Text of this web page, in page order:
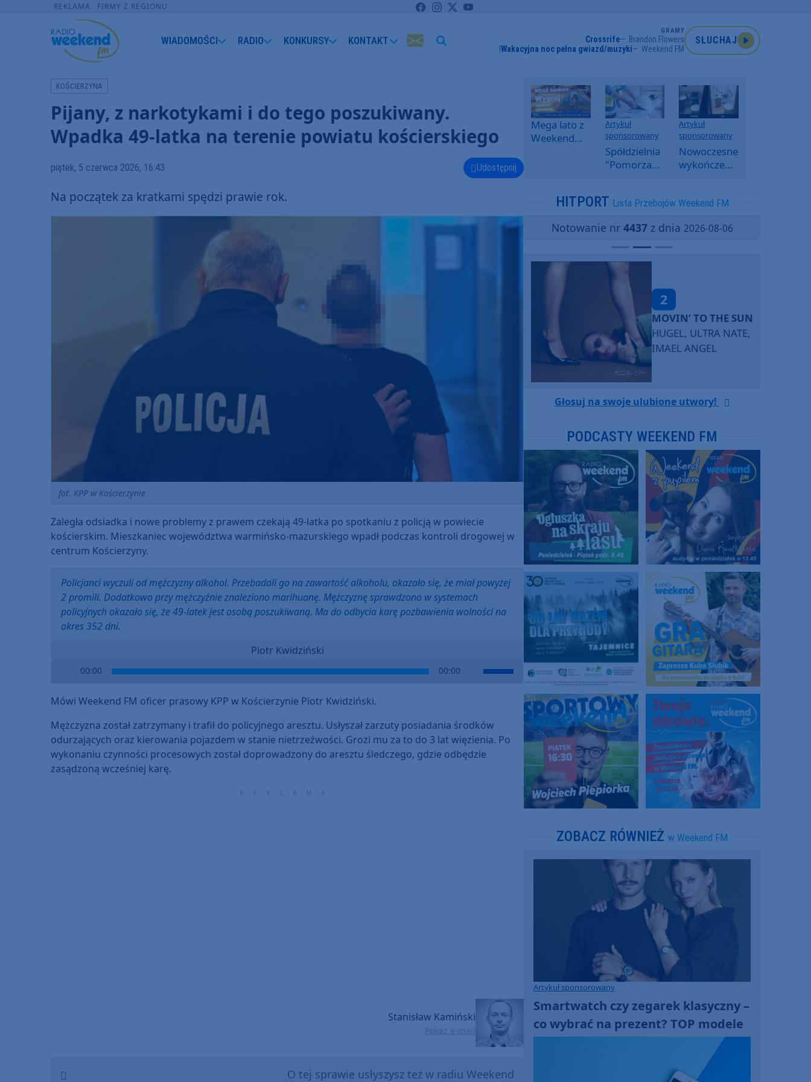
REKLAMA FIRMY Z REGIONU
WIADOMOŚCI RADIO KONKURSY KONTAKT
GRAMY
Crossrife
Brandon Flowers
Wakacyjna noc pełna gwiazd/muzyki
Weekend FM
SŁUCHAJ
KOŚCIERZYNA
Pijany, z narkotykami i do tego poszukiwany.
Wpadka 49-latka na terenie powiatu kościerskiego
piątek, 5 czerwca 2026, 16:43 Udostępnij
Na początek za kratkami spędzi prawie rok.
fot. KPP w Kościerzynie
Zaległa odsiadka i nowe problemy z prawem czekają 49-latka po spotkaniu z policją w powiecie
kościerskim. Mieszkaniec województwa warmińsko-mazurskiego wpadł podczas kontroli drogowej w
centrum Kościerzyny.
Policjanci wyczuli od mężczyzny alkohol. Przebadali go na zawartość alkoholu, okazało się, że miał powyżej
2 promili. Dodatkowo przy mężczyźnie znaleziono marihuanę. Mężczyznę sprawdzono w systemach
policyjnych okazało się, że 49-latek jest osobą poszukiwaną. Ma do odbycia karę pozbawienia wolności na
okres 352 dni.
Piotr Kwidziński
00:00 00:00
Use
to
increase
or
decrease
Mówi Weekend FM oficer prasowy KPP w Kościerzynie Piotr Kwidziński.
Mężczyzna został zatrzymany i trafił do policyjnego aresztu. Usłyszał zarzuty posiadania środków
odurzających oraz kierowania pojazdem w stanie nietrzeźwości. Grozi mu za to do 3 lat więzienia. Po
wykonaniu czynności procesowych został doprowadzony do aresztu śledczego, gdzie odbędzie
zasądzoną wcześniej karę.
Stanisław Kamiński
Pokaż e-mail
O tej sprawie usłyszysz też w radiu Weekend
Mega lato z
Weekend
Artykuł
sponsorowany
Spółdzielnia
"Pomorzanka"
informuje o
i ofertach
najmu
Artykuł
sponsorowany
Nowoczesne
wykończenia
SPC, WPC i
kamienny
HITPORT Lista Przebojów Weekend FM
Notowanie nr 4437z dnia 2026-08-06
2
MOVIN’ TO THE SUN
HUGEL, ULTRA NATE,
IMAEL ANGEL
Głosuj na swoje ulubione utwory!
PODCASTY WEEKEND FM
ZOBACZ RÓWNIEŻ w Weekend FM
Artykuł sponsorowany
Smartwatch czy zegarek klasyczny –
co wybrać na prezent? TOP modele